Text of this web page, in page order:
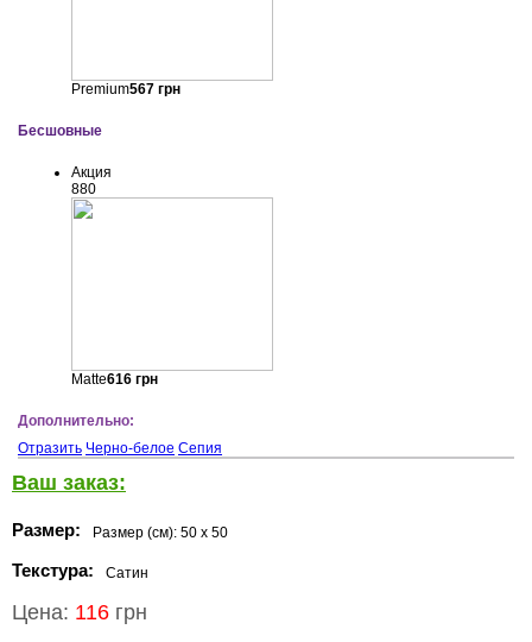
Premium567грн
Бесшовные
Акция
880
Matte616грн
Дополнительно:
Отразить Черно-белое Сепия
Ваш заказ:
Размер: Размер (см): 50 x 50
Текстура: Сатин
Цена: 116 грн